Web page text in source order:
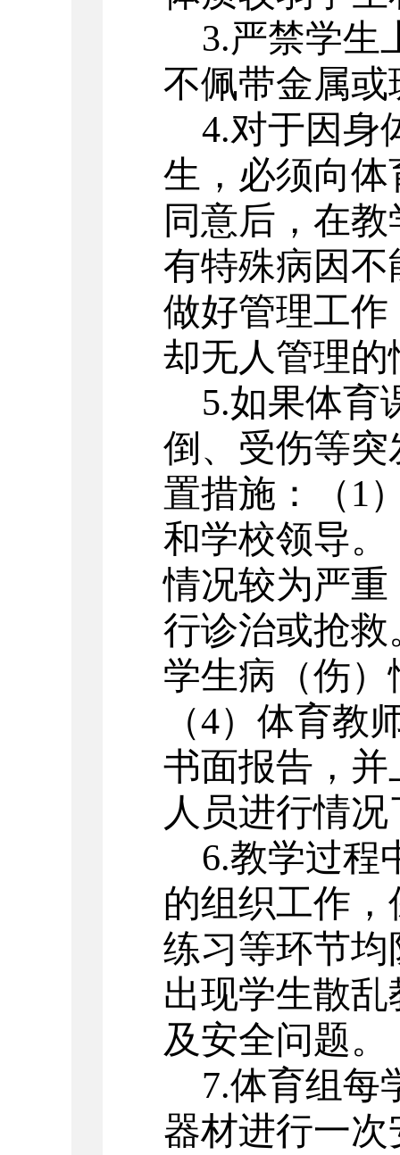
3.严禁学生
不佩带金属
4.对于因身
生，必须向
同意后，在
有特殊病因
做好管理工
却无人管理的
5.如果体育
倒、受伤等
置措施：（1
和学校领导
情况较为严
行诊治或抢
学生病（伤
（4）体育教
书面报告，
人员进行情
6.教学过程
的组织工作
练习等环节
出现学生散
及安全问题。
7.体育组每
器材进行一